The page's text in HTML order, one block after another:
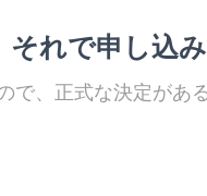
れで申し込み
で、正式な決定があ